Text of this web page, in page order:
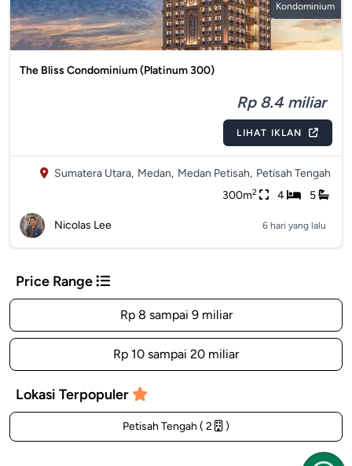
Kondominium
The Bliss Condominium (Platinum 300)
Rp 8.4 miliar
LIHAT IKLAN
Sumatera Utara, Medan, Medan Petisah, Petisah Tengah
300m2 4 5
Nicolas Lee 6 hari yang lalu
Price Range
Rp 8 sampai 9 miliar
Rp 10 sampai 20 miliar
Lokasi Terpopuler
Petisah Tengah ( 2 )